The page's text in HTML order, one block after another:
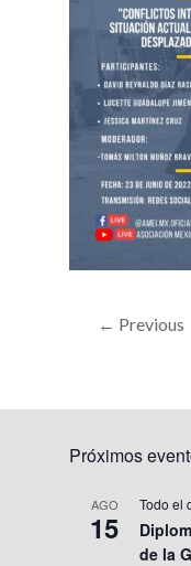
← Previous
Próximos
AGO
15
Todo el
de la